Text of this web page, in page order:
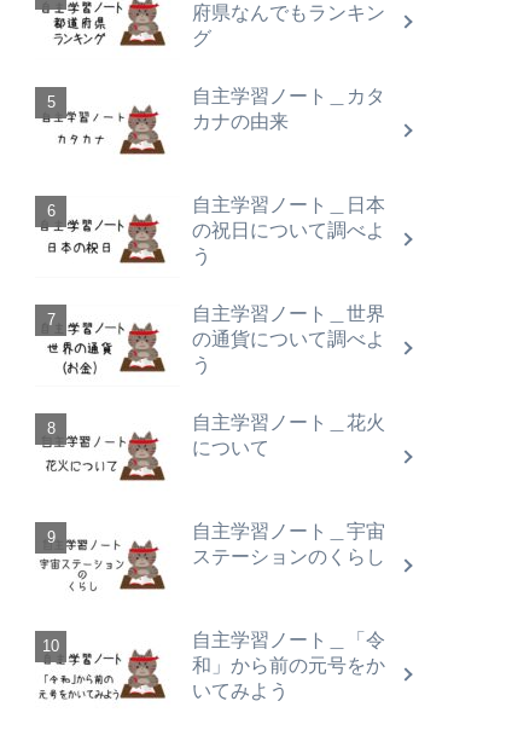
府県なんでもランキン
グ
自主学習ノート＿カタ
カナの由来
自主学習ノート＿日本
の祝日について調べよ
う
自主学習ノート＿世界
の通貨について調べよ
う
自主学習ノート＿花火
について
自主学習ノート＿宇宙
ステーションのくらし
自主学習ノート＿「令
和」から前の元号をか
いてみよう